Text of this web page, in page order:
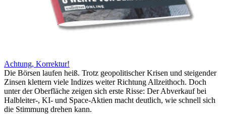
Achtung, Korrektur!
Die Börsen laufen heiß. Trotz geopolitischer Krisen und steigender
Zinsen klettern viele Indizes weiter Richtung Allzeithoch. Doch
unter der Oberfläche zeigen sich erste Risse: Der Abverkauf bei
Halbleiter-, KI- und Space-Aktien macht deutlich, wie schnell sich
die Stimmung drehen kann.